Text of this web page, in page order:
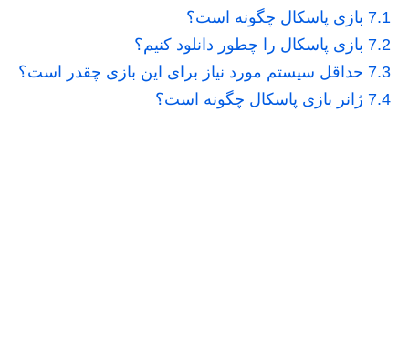
7.1 بازی پاسکال چگونه است؟
7.2 بازی پاسکال را چطور دانلود کنیم؟
7.3 حداقل سیستم مورد نیاز برای این بازی چقدر است؟
7.4 ژانر بازی پاسکال چگونه است؟